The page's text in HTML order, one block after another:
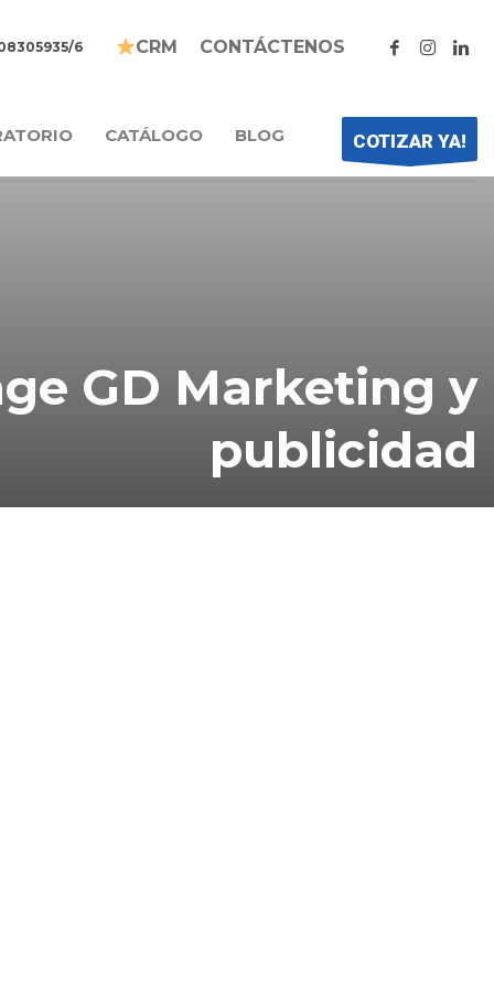
6 CRM CONTÁCTENOS
CATÁLOGO BLOG COTIZAR YA!
GD Marketing y
publicidad